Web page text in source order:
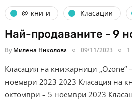
@-книги Класации
Най-продаваните - 9
By Милена Николова 09/11/2023 1
Класация на книжарници „Ozone“
ноември 2023 2023 Класация на
октомври – 5 ноември 2023